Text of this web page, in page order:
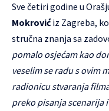
Sve četiri godine u
Mokrovićiz Zagreba,
stručna znanja sa
pomalo osjećam kao
veselim se radu s ovim
radionicu stvaranja
preko pisanja scenarija